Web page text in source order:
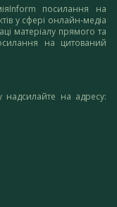
посилання на
у сфері онлайн-медіа
матеріалу прямого та
на цитований
надсилайте на адресу: